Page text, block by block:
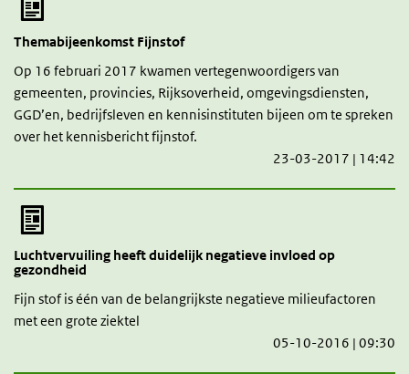
Themabijeenkomst Fijnstof
Op 16 februari 2017 kwamen vertegenwoordigers van
gemeenten, provincies, Rijksoverheid, omgevingsdiensten,
GGD’en, bedrijfsleven en kennisinstituten bijeen om te spreken
over het kennisbericht fijnstof.
23-03-2017 | 14:42
Luchtvervuiling heeft duidelijk negatieve invloed op
gezondheid
Fijn stof is één van de belangrijkste negatieve milieufactoren
met een grote ziektel
05-10-2016 | 09:30